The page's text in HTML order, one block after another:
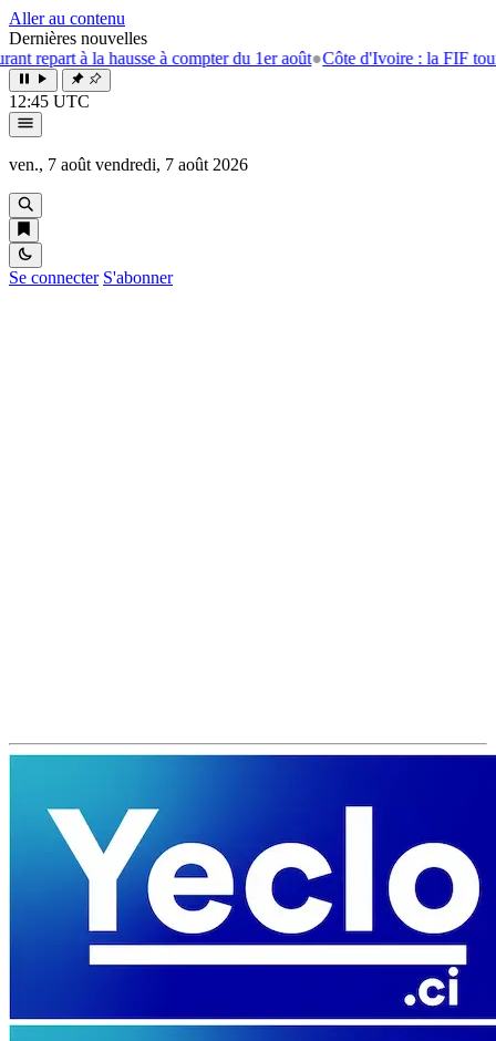
Aller au contenu
Dernières nouvelles
la hausse à compter du 1er août● Côte d'Ivoire : la FIF tourne la
12:45 UTC
ven., 7 août vendredi, 7 août 2026
Se connecter S'abonner